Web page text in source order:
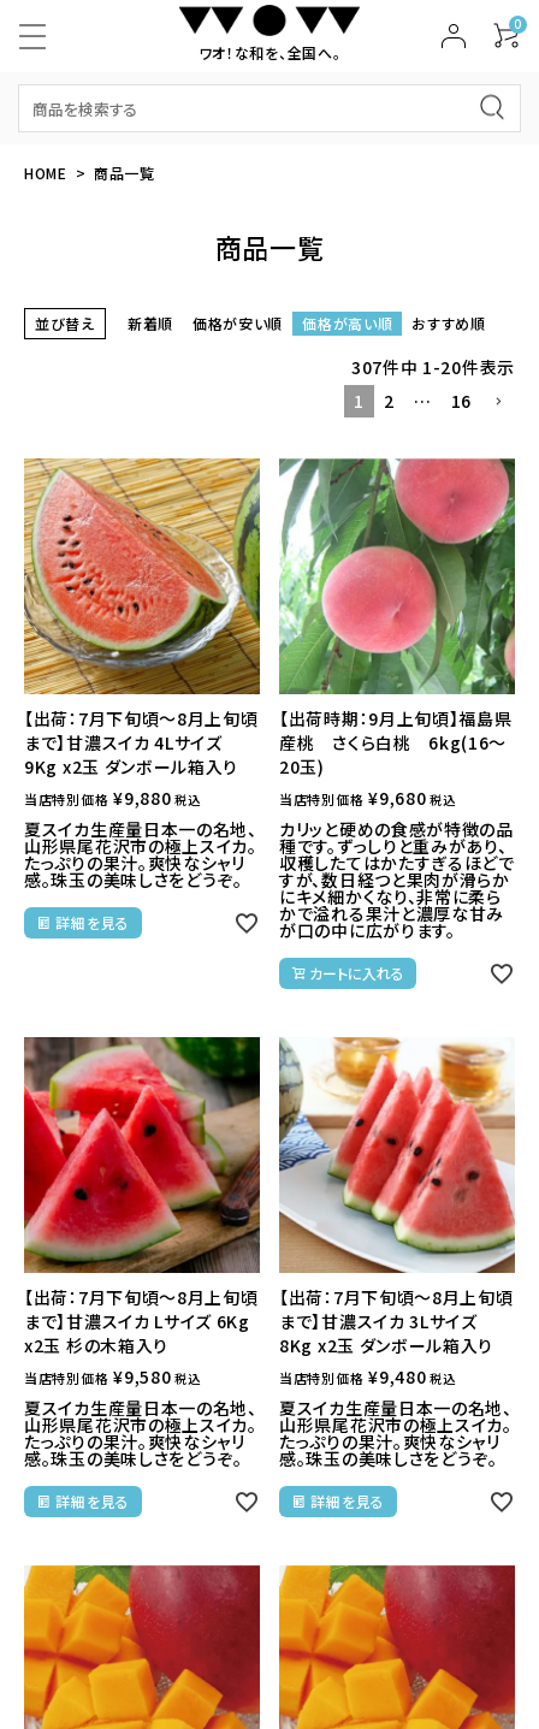
ワオ！な和を、全国へ。
0
HOME 商品一覧
商品一覧
並び替え 新着順 価格が安い順 価格が高い順 おすすめ順
307件中 1-20件表示
1
2 … 16
【出荷：7月下旬頃～8月上旬頃
まで】甘濃スイカ 4Lサイズ
9Kg x2玉 ダンボール箱入り
当店特別価格 ¥9,880 税込
夏スイカ生産量日本一の名地、
山形県尾花沢市の極上スイカ。
たっぷりの果汁。爽快なシャリ
感。珠玉の美味しさをどうぞ。
詳細を見る
【出荷時期：9月上旬頃】福島県
産桃 さくら白桃 6kg(16～
20玉)
当店特別価格 ¥9,680 税込
カリッと硬めの食感が特徴の品
種です。ずっしりと重みがあり、
収穫したてはかたすぎるほどで
すが、数日経つと果肉が滑らか
にキメ細かくなり、非常に柔ら
かで溢れる果汁と濃厚な甘み
が口の中に広がります。
カートに入れる
【出荷：7月下旬頃～8月上旬頃
まで】甘濃スイカ Lサイズ 6Kg
x2玉 杉の木箱入り
当店特別価格 ¥9,580 税込
夏スイカ生産量日本一の名地、
山形県尾花沢市の極上スイカ。
たっぷりの果汁。爽快なシャリ
感。珠玉の美味しさをどうぞ。
詳細を見る
【出荷：7月下旬頃～8月上旬頃
まで】甘濃スイカ 3Lサイズ
8Kg x2玉 ダンボール箱入り
当店特別価格 ¥9,480 税込
夏スイカ生産量日本一の名地、
山形県尾花沢市の極上スイカ。
たっぷりの果汁。爽快なシャリ
感。珠玉の美味しさをどうぞ。
詳細を見る